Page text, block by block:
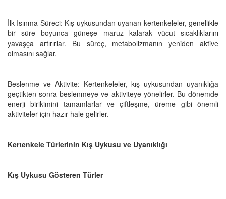
İlk Isınma Süreci: Kış uykusundan uyanan kertenkeleler, genellikle
bir süre boyunca güneşe maruz kalarak vücut sıcaklıklarını
yavaşça artırırlar. Bu süreç, metabolizmanın yeniden aktive
olmasını sağlar.
Beslenme ve Aktivite: Kertenkeleler, kış uykusundan uyanıklığa
geçtikten sonra beslenmeye ve aktiviteye yönelirler. Bu dönemde
enerji birikimini tamamlarlar ve çiftleşme, üreme gibi önemli
aktiviteler için hazır hale gelirler.
Kertenkele Türlerinin Kış Uykusu ve Uyanıklığı
Kış Uykusu Gösteren Türler